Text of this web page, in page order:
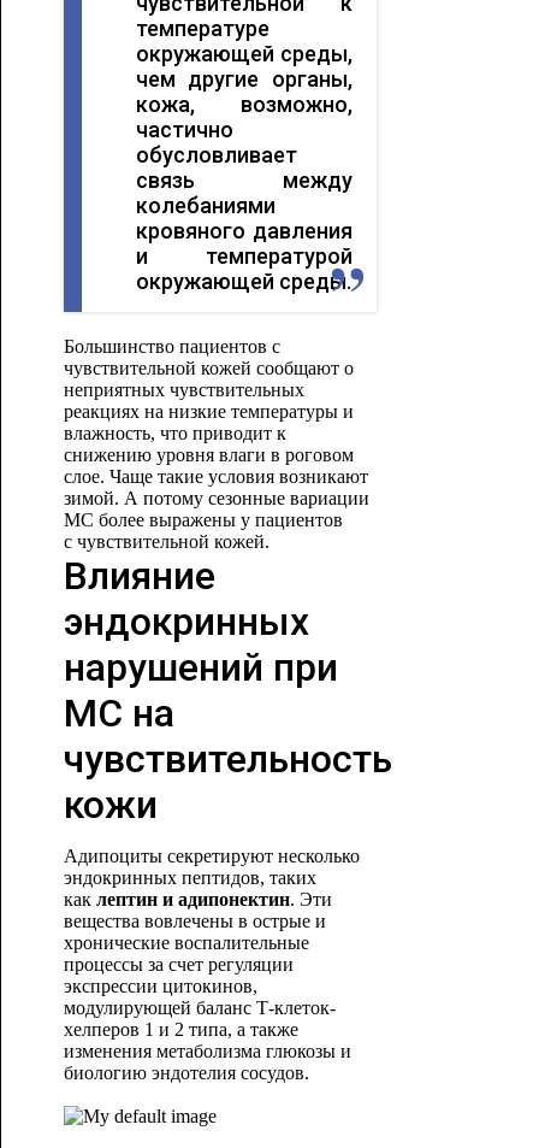
температуре
окружающей среды,
чем другие органы,
кожа, возможно,
частично
обусловливает
связь между
колебаниями
кровяного давления
и температурой
окружающей среды.
Большинство пациентов с
чувствительной кожей сообщают о
неприятных чувствительных
реакциях на низкие температуры и
влажность, что приводит к
снижению уровня влаги в роговом
слое. Чаще такие условия возникают
зимой. А потому сезонные вариации
МС более выражены у пациентов
с чувствительной кожей.
Влияние
эндокринных
нарушений при
МС на
чувствительность
кожи
Адипоциты секретируют несколько
эндокринных пептидов, таких
как лептин и адипонектин. Эти
вещества вовлечены в острые и
хронические воспалительные
процессы за счет регуляции
экспрессии цитокинов,
модулирующей баланс Т-клеток-
хелперов 1 и 2 типа, а также
изменения метаболизма глюкозы и
биологию эндотелия сосудов.